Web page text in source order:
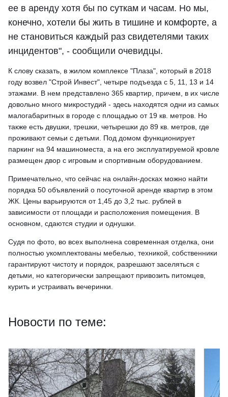
ее в аренду хотя бы по суткам и часам. Но мы,
конечно, хотели бы жить в тишине и комфорте, а
не становиться каждый раз свидетелями таких
инцидентов", - сообщили очевидцы.
К слову сказать, в жилом комплексе "Плаза", который в 2018
году возвел "Строй Инвест", четыре подъезда с 5, 11, 13 и 14
этажами. В нем представлено 365 квартир, причем, в их числе
довольно много микростудий - здесь находятся одни из самых
малогабаритных в городе с площадью от 19 кв. метров. Но
также есть двушки, трешки, четырешки до 89 кв. метров, где
проживают семьи с детьми. Под домом функционирует
паркинг на 94 машиноместа, а на его эксплуатируемой кровле
размещен двор с игровым и спортивным оборудованием.
Примечательно, что сейчас на онлайн-досках можно найти
порядка 50 объявлений о посуточной аренде квартир в этом
ЖК. Цены варьируются от 1,45 до 3,2 тыс. рублей в
зависимости от площади и расположения помещения. В
основном, сдаются студии и однушки.
Судя по фото, во всех выполнена современная отделка, они
полностью укомплектованы мебелью, техникой, собственники
гарантируют чистоту и порядок, разрешают заселяться с
детьми, но категорически запрещают привозить питомцев,
курить и устраивать вечеринки.
Новости по теме: